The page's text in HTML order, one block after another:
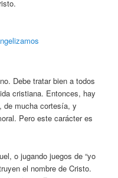
Debe tratar bien a todos
cristiana. Entonces, hay
de mucha cortesía, y
Pero este carácter es
o jugando juegos de “yo
el nombre de Cristo.